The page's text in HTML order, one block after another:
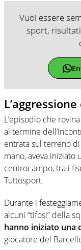
Vuoi essere
sport,
L’episodio che
al termine
entrata sul terreno
mano, aveva
centrocampo, tra i
Tuttosport.
Durante i
alcuni “tifosi” della
hanno iniziato una
giocatore del